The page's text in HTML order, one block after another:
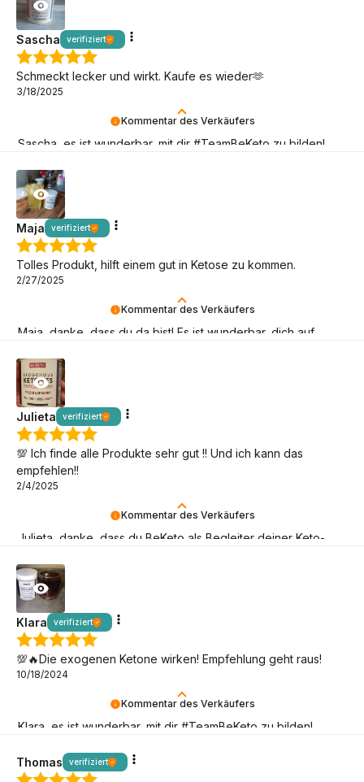
Kommentar des Verkäufers
Sascha, es ist wunderbar, mit dir #TeamBeKeto zu bilden!
Sascha verifiziert
Schmeckt lecker und wirkt. Kaufe es wieder🫶
3/18/2025
Kommentar des Verkäufers
Maja, danke, dass du da bist! Es ist wunderbar, dich auf
Maja verifiziert
Tolles Produkt, hilft einem gut in Ketose zu kommen.
2/27/2025
Kommentar des Verkäufers
Julieta, danke, dass du BeKeto als Begleiter deiner Keto-
Julieta verifiziert
💯 Ich finde alle Produkte sehr gut !! Und ich kann das
empfehlen!!
2/4/2025
Kommentar des Verkäufers
Klara, es ist wunderbar, mit dir #TeamBeKeto zu bilden!
Klara verifiziert
💯🔥Die exogenen Ketone wirken! Empfehlung geht raus!
10/18/2024
Thomas verifiziert